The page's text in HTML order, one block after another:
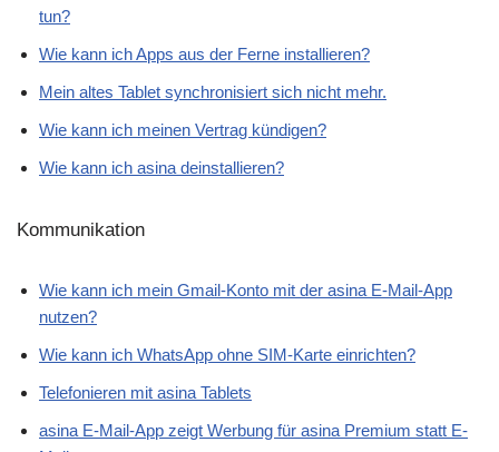
tun?
Wie kann ich Apps aus der Ferne installieren?
Mein altes Tablet synchronisiert sich nicht mehr.
Wie kann ich meinen Vertrag kündigen?
Wie kann ich asina deinstallieren?
Kommunikation
Wie kann ich mein Gmail-Konto mit der asina E-Mail-App
nutzen?
Wie kann ich WhatsApp ohne SIM-Karte einrichten?
Telefonieren mit asina Tablets
asina E-Mail-App zeigt Werbung für asina Premium statt E-